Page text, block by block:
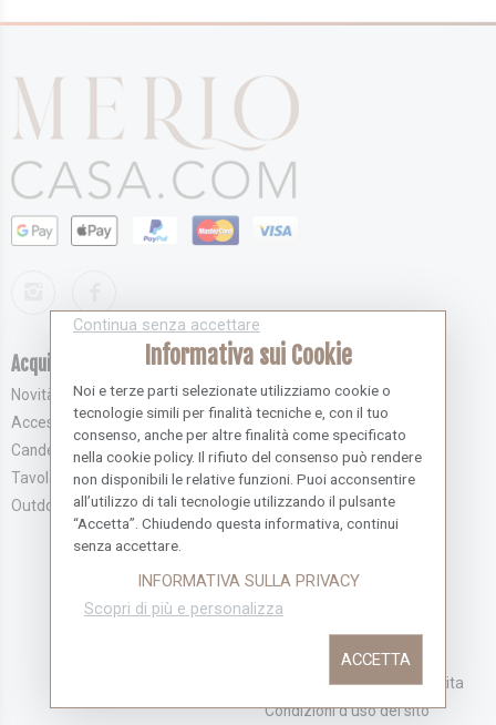
Acquista novità
Novità
Accessori e Complementi
Candele e Profumatori
Tavola
Outdoor
Servizio Clienti
Effettua l'accesso
Registrati
Recupera la Password
Contattaci
Merlo Carta
Modalità di Pagamento
Informativa sulla Privacy
Condizioni generali di vendita
Condizioni d'uso del sito
Continua senza accettare
Informativa sui Cookie
Noi e terze parti selezionate utilizziamo cookie o
tecnologie simili per finalità tecniche e, con il tuo
consenso, anche per altre finalità come specificato
nella cookie policy. Il rifiuto del consenso può rendere
non disponibili le relative funzioni. Puoi acconsentire
all’utilizzo di tali tecnologie utilizzando il pulsante
“Accetta”. Chiudendo questa informativa, continui
senza accettare.
INFORMATIVA SULLA PRIVACY
Scopri di più e personalizza
ACCETTA